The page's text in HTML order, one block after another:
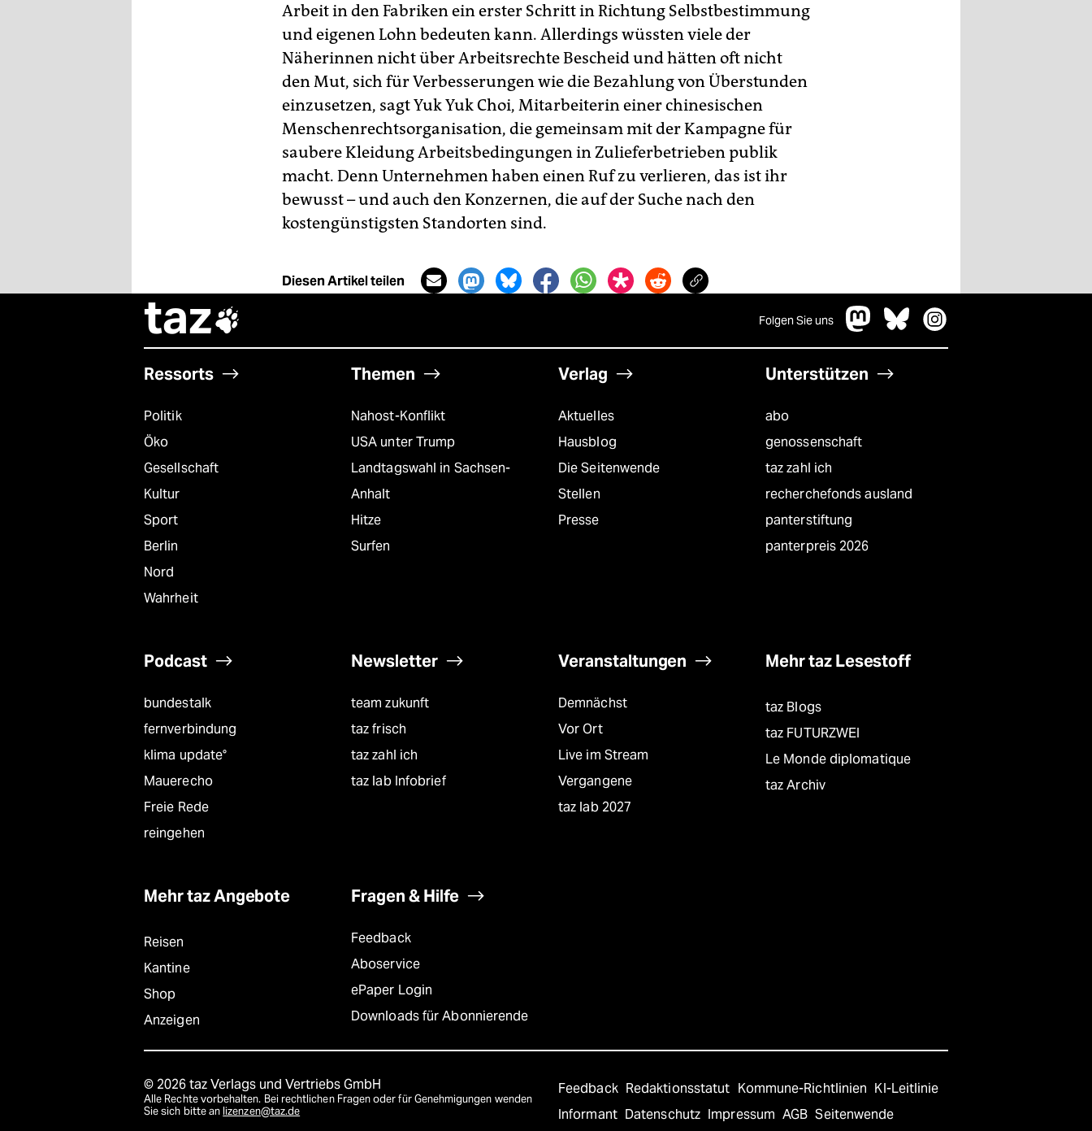
Arbeit in den Fabriken ein erster Schritt in Richtung Selbstbestimmung
und eigenen Lohn bedeuten kann. Allerdings wüssten viele der
Näherinnen nicht über Arbeitsrechte Bescheid und hätten oft nicht
den Mut, sich für Verbesserungen wie die Bezahlung von Überstunden
einzusetzen, sagt Yuk Yuk Choi, Mitarbeiterin einer chinesischen
Menschenrechtsorganisation, die gemeinsam mit der Kampagne für
saubere Kleidung Arbeitsbedingungen in Zulieferbetrieben publik
macht. Denn Unternehmen haben einen Ruf zu verlieren, das ist ihr
bewusst – und auch den Konzernen, die auf der Suche nach den
kostengünstigsten Standorten sind.
Diesen Artikel teilen
taz Folgen Sie uns
Ressorts
Politik
Öko
Gesellschaft
Kultur
Sport
Berlin
Nord
Wahrheit
Themen
Nahost-Konflikt
USA unter Trump
Landtagswahl in Sachsen-
Anhalt
Hitze
Surfen
Verlag
Aktuelles
Hausblog
Die Seitenwende
Stellen
Presse
Unterstützen
abo
genossenschaft
taz zahl ich
recherchefonds ausland
panterstiftung
panterpreis 2026
Podcast
bundestalk
fernverbindung
klima update°
Mauerecho
Freie Rede
reingehen
Newsletter
team zukunft
taz frisch
taz zahl ich
taz lab Infobrief
Veranstaltungen
Demnächst
Vor Ort
Live im Stream
Vergangene
taz lab 2027
Mehr taz Lesestoff
taz Blogs
taz FUTURZWEI
Le Monde diplomatique
taz Archiv
Mehr taz Angebote
Reisen
Kantine
Shop
Anzeigen
Fragen & Hilfe
Feedback
Aboservice
ePaper Login
Downloads für Abonnierende
© 2026 taz Verlags und Vertriebs GmbH
Alle Rechte vorbehalten. Bei rechtlichen Fragen oder für Genehmigungen wenden
Sie sich bitte an lizenzen@taz.de
Feedback Redaktionsstatut Kommune-Richtlinien KI-Leitlinie
Informant Datenschutz Impressum AGB Seitenwende